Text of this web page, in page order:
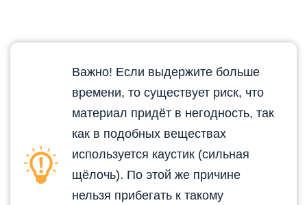
Важно! Если выдержите больше
времени, то существует риск, что
материал придёт в негодность, так
как в подобных веществах
используется каустик (сильная
щёлочь). По этой же причине
нельзя прибегать к такому